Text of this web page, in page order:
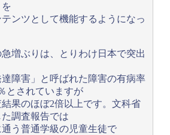
ンツとして機能するようになっ
増ぶりは、とりわけ日本で突出
障害」と呼ばれた障害の有病率
とされていますが
果のほぼ2倍以上です。文科省
調査報告では
う普通学級の児童生徒で